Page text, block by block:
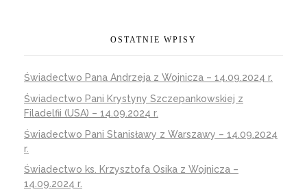
OSTATNIE WPISY
Świadectwo Pana Andrzeja z Wojnicza – 14.09.2024 r.
Świadectwo Pani Krystyny Szczepankowskiej z
Filadelfii (USA) – 14.09.2024 r.
Świadectwo Pani Stanisławy z Warszawy – 14.09.2024
r.
Świadectwo ks. Krzysztofa Osika z Wojnicza –
14.09.2024 r.